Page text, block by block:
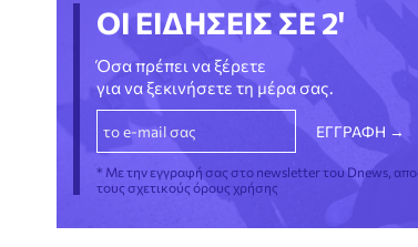
ΟΙ ΕΙΔΗΣΕΙΣ ΣΕ 2'
Όσα πρέπει να ξέρετε
για να ξεκινήσετε τη μέρα σας.
* Με την εγγραφή σας στο newsletter του Dnews,
τους σχετικούς όρους χρήσης